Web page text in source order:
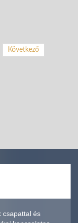
Következő
csapattal és